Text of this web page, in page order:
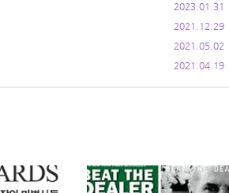
2023.01.31
2021.12.29
2021.05.02
2021.04.19